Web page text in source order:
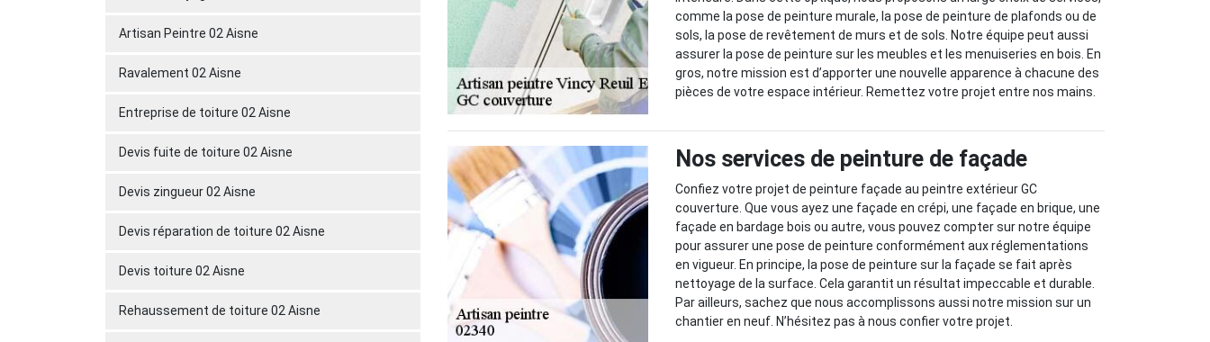
Artisan Peintre 02 Aisne
Ravalement 02 Aisne
Entreprise de toiture 02 Aisne
Devis fuite de toiture 02 Aisne
Devis zingueur 02 Aisne
Devis réparation de toiture 02 Aisne
Devis toiture 02 Aisne
Rehaussement de toiture 02 Aisne
comme la pose de peinture murale, la pose de peinture de plafonds ou de
sols, la pose de revêtement de murs et de sols. Notre équipe peut aussi
assurer la pose de peinture sur les meubles et les menuiseries en bois. En
gros, notre mission est d’apporter une nouvelle apparence à chacune des
pièces de votre espace intérieur. Remettez votre projet entre nos mains.
Nos services de peinture de façade
Confiez votre projet de peinture façade au peintre extérieur GC
couverture. Que vous ayez une façade en crépi, une façade en brique, une
façade en bardage bois ou autre, vous pouvez compter sur notre équipe
pour assurer une pose de peinture conformément aux réglementations
en vigueur. En principe, la pose de peinture sur la façade se fait après
nettoyage de la surface. Cela garantit un résultat impeccable et durable.
Par ailleurs, sachez que nous accomplissons aussi notre mission sur un
chantier en neuf. N’hésitez pas à nous confier votre projet.